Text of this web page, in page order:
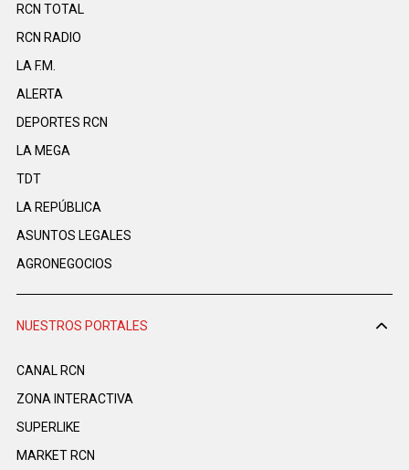
RCN TOTAL
RCN RADIO
LA F.M.
ALERTA
DEPORTES RCN
LA MEGA
TDT
LA REPÚBLICA
ASUNTOS LEGALES
AGRONEGOCIOS
NUESTROS PORTALES
CANAL RCN
ZONA INTERACTIVA
SUPERLIKE
MARKET RCN